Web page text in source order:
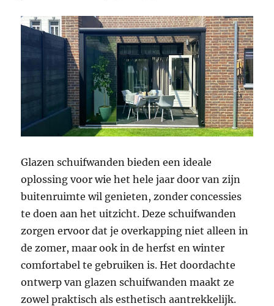
Glazen schuifwanden bieden een ideale
oplossing voor wie het hele jaar door van zijn
buitenruimte wil genieten, zonder concessies
te doen aan het uitzicht. Deze schuifwanden
zorgen ervoor dat je overkapping niet alleen in
de zomer, maar ook in de herfst en winter
comfortabel te gebruiken is. Het doordachte
ontwerp van glazen schuifwanden maakt ze
zowel praktisch als esthetisch aantrekkelijk.